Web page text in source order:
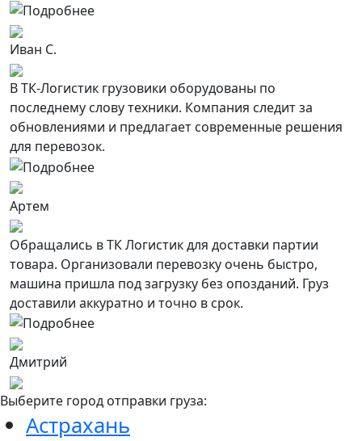
Иван С.
В ТК-Логистик грузовики оборудованы по
последнему слову техники. Компания следит за
обновлениями и предлагает современные решения
для перевозок.
Артем
Обращались в ТК Логистик для доставки партии
товара. Организовали перевозку очень быстро,
машина пришла под загрузку без опозданий. Груз
доставили аккуратно и точно в срок.
Дмитрий
Выберите город отправки груза:
Астрахань